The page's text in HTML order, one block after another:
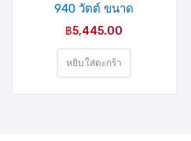
940 วัตต์ ขนาด
100×610มม. รุ่น MP-940
฿5,445.00
หยิบใส่ตะกร้า